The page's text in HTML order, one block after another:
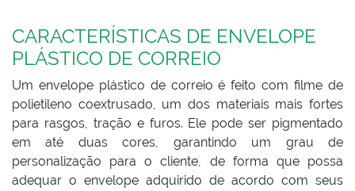
CARACTERÍSTICAS DE ENVELOPE
PLÁSTICO DE CORREIO
Um envelope plástico de correio é feito com filme de
polietileno coextrusado, um dos materiais mais fortes
para rasgos, tração e furos. Ele pode ser pigmentado
em até duas cores, garantindo um grau de
personalização para o cliente, de forma que possa
adequar o envelope adquirido de acordo com seus